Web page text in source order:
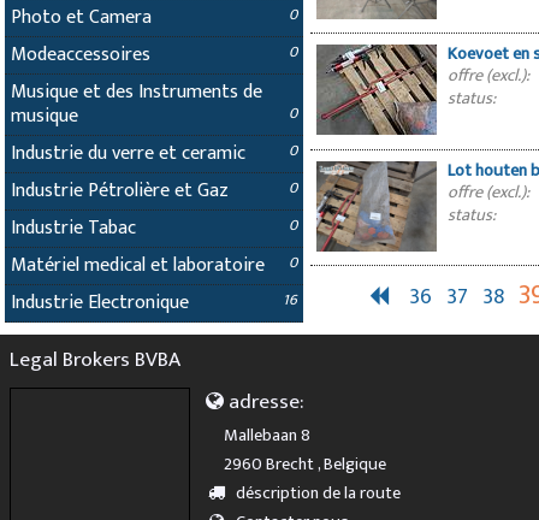
Photo et Camera 0
Modeaccessoires 0
Musique et des Instruments de
musique 0
Industrie du verre et ceramic 0
Industrie Pétrolière et Gaz 0
Industrie Tabac 0
Matériel medical et laboratoire 0
Industrie Electronique 16
Koevoet
offre (excl.):
status:
Lot houten
offre (excl.):
status:
36 37 38
Legal Brokers BVBA
adresse:
Mallebaan 8
2960 Brecht , Belgique
déscription de la route